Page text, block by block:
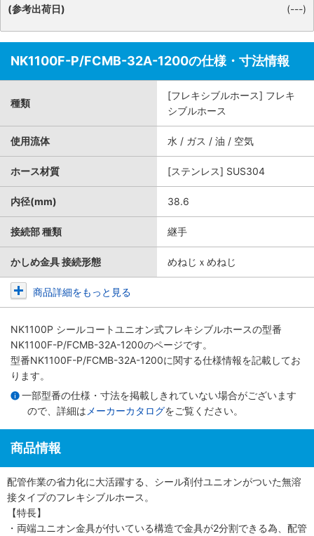
(参考出荷日)
(---)
NK1100F-P/FCMB-32A-1200の仕様・寸法情報
種類
[フレキシブルホース] フレキ
シブルホース
使用流体 水 / ガス / 油 / 空気
ホース材質 [ステンレス] SUS304
内径(mm) 38.6
接続部 種類 継手
かしめ金具 接続形態 めねじｘめねじ
商品詳細をもっと見る
NK1100P シールコートユニオン式フレキシブルホースの型番
NK1100F-P/FCMB-32A-1200のページです。
型番NK1100F-P/FCMB-32A-1200に関する仕様情報を記載してお
ります。
一部型番の仕様・寸法を掲載しきれていない場合がございます
ので、詳細は メーカーカタログをご覧ください。
商品情報
配管作業の省力化に大活躍する、シール剤付ユニオンがついた無溶
接タイプのフレキシブルホース。
【特長】
・両端ユニオン金具が付いている構造で金具が2分割できる為、配管